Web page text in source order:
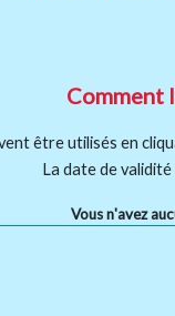
Comment
être utilisés en
La date de
Vous n'avez